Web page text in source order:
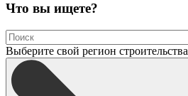
Что вы ищете?
Выберите свой регион строительства